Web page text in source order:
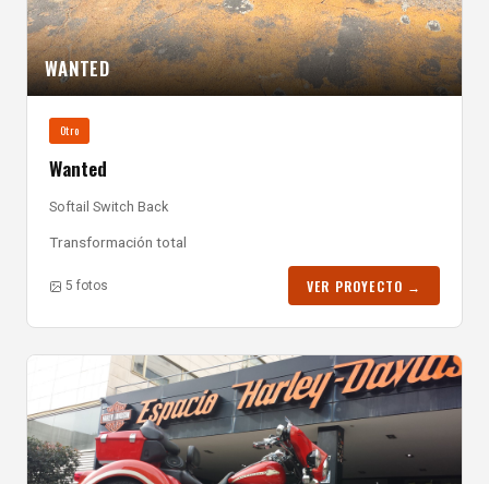
WANTED
Otro
Wanted
Softail Switch Back
Transformación total
5 fotos VER PROYECTO →